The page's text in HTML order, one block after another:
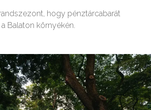
hogy pénztárcabarát
Balaton környékén.